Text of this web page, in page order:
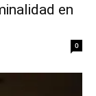
en
0